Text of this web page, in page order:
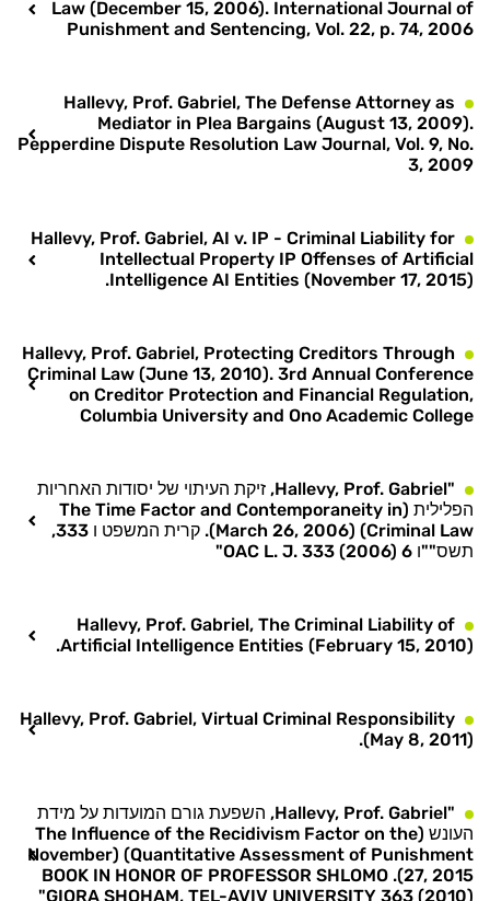
Law (December 15, 2006). International Journal of
Punishment and Sentencing, Vol. 22, p. 74, 2006
Hallevy, Prof. Gabriel, The Defense Attorney as
Mediator in Plea Bargains (August 13, 2009).
Pepperdine Dispute Resolution Law Journal, Vol. 9, No.
3, 2009
Hallevy, Prof. Gabriel, AI v. IP - Criminal Liability for
Intellectual Property IP Offenses of Artificial
Intelligence AI Entities (November 17, 2015).
Hallevy, Prof. Gabriel, Protecting Creditors Through
Criminal Law (June 13, 2010). 3rd Annual Conference
on Creditor Protection and Financial Regulation,
Columbia University and Ono Academic College
"Hallevy, Prof. Gabriel, זיקת העיתוי של יסודות האחריות
הפלילית (The Time Factor and Contemporaneity in
Criminal Law) (March 26, 2006). קרית המשפט ו 333,
תשס""ו 6 OAC L. J. 333 (2006)"
Hallevy, Prof. Gabriel, The Criminal Liability of
Artificial Intelligence Entities (February 15, 2010).
Hallevy, Prof. Gabriel, Virtual Criminal Responsibility
(May 8, 2011).
"Hallevy, Prof. Gabriel, השפעת גורם המועדות על מידת
העונש (The Influence of the Recidivism Factor on the
Quantitative Assessment of Punishment) (November
27, 2015). BOOK IN HONOR OF PROFESSOR SHLOMO
GIORA SHOHAM, TEL-AVIV UNIVERSITY 363 (2010)"